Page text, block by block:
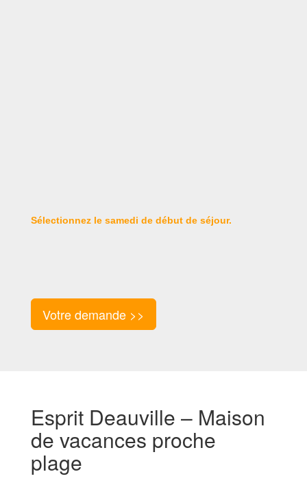
Sélectionnez le samedi de début de séjour.
Votre demande >>
Esprit Deauville – Maison
de vacances proche
plage